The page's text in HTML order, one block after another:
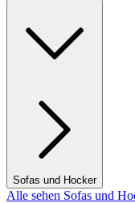
Sofas und Hocker
Alle sehen Sofas und